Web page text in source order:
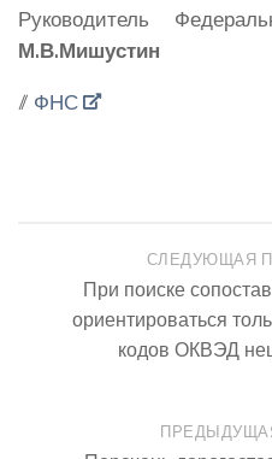
Руководитель
М.В.Мишустин
// ФНС
СЛЕДУЮЩАЯ
При поиске
ориентироваться
кодов ОКВЭД